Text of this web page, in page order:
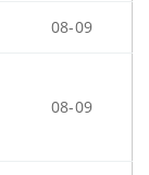
08-09
08-09